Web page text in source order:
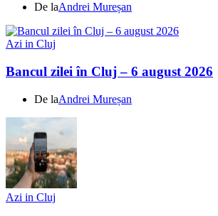
De laAndrei Mureșan
Azi in Cluj
Bancul zilei în Cluj – 6 august 2026
De laAndrei Mureșan
Azi in Cluj